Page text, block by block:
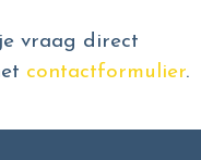
vraag direct
contactformulier.